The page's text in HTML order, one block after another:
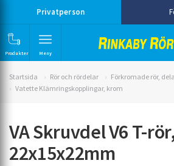
Privatperson
Produkter Meny
Startsida Rör och rördelar
Förkromade rör,
Vatette Klämringskopplingar, krom
VA Skruvdel V6 T-
22x15x22mm